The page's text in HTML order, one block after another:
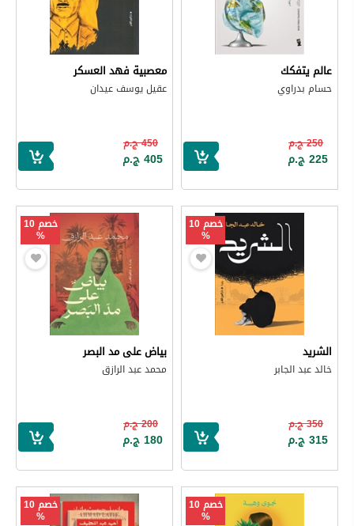
عالم يتفكك
حسام بدراوي
250 ج.م
225 ج.م
معصبية فهد العسكر
عقيل يوسف عيدان
450 ج.م
405 ج.م
خصم 10
%
الشريد
خالد عبد الجابر
350 ج.م
315 ج.م
خصم 10
%
بياض على مد البصر
محمد عبد الرازق
200 ج.م
180 ج.م
خصم 10
%
خصم 10
%